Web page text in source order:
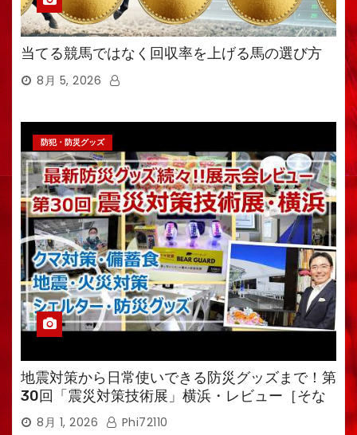
当てる競馬ではなく回収率を上げる馬の選び方
8月 5, 2026
防犯・防災グッズ
地震対策から日常使いできる防災グッズまで！第
30回「震災対策技術展」横浜・レビュー［そな
えるTV・高荷智也］
8月 1, 2026 Phi72110